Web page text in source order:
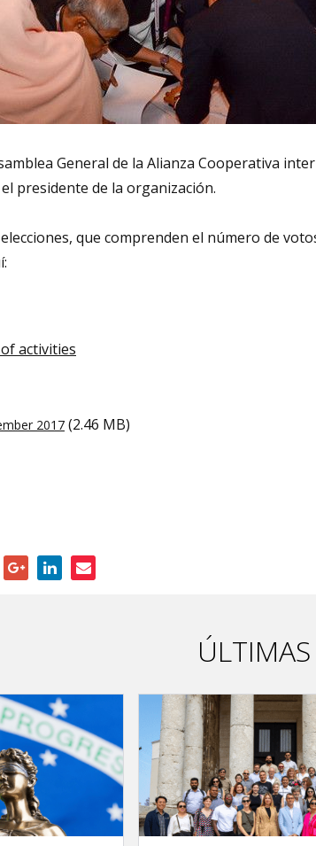
General de la Alianza Cooperativa
presidente de la organización.
que comprenden el número de
activities
2017 (2.46 MB)